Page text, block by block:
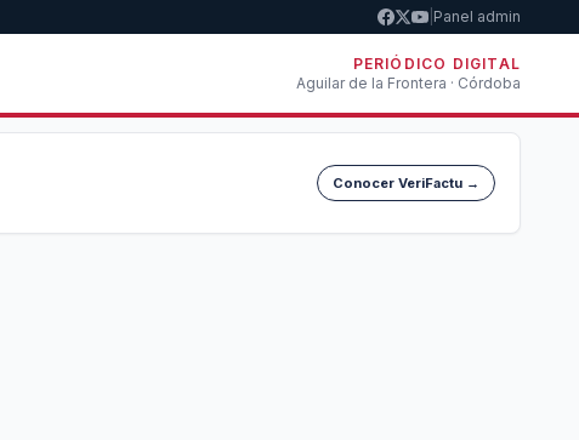
Panel admin
PERIÓDICO DIGITAL
Aguilar de la Frontera · Córdoba
Conocer VeriFactu →